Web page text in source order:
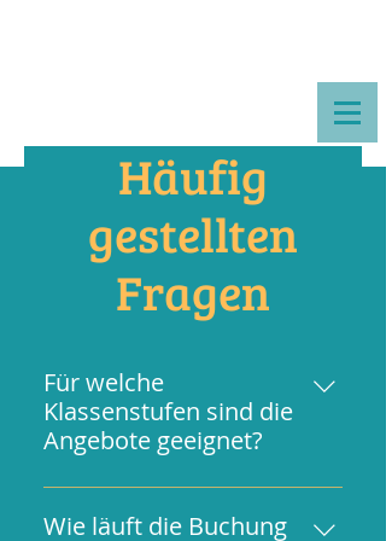
Häufig
gestellten
Fragen
Für welche
Klassenstufen sind die
Angebote geeignet?
Unsere Module richten sich an
Schülerinnen und Schüler der
Wie läuft die Buchung